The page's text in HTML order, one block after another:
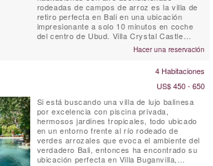
rodeadas de campos de arroz es la villa de
retiro perfecta en Bali en una ubicación
impresionante a solo 10 minutos en coche
del centro de Ubud. Villa Crystal Castle
cuenta con una gran piscina de 18 x 5
metros, un gran Yoga Shala, un pabellón de
Hacer una reservación
4 Habitaciones
US$ 450 - 650
Si está buscando una villa de lujo balinesa
por excelencia con piscina privada,
hermosos jardines tropicales, todo ubicado
en un entorno frente al río rodeado de
verdes arrozales que evoca el ambiente del
verdadero Bali, entonces ha encontrado su
ubicación perfecta en Villa Buganvilla,